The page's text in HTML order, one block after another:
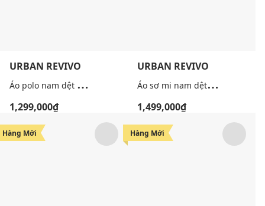
URBAN REVIVO
Á
o polo nam dệt kim tay ngắn thanh lịch
1,299,000₫
URBAN REVIVO
Á
o sơ mi nam dệt kim tay ngắn sọc dọc
1,499,000₫
Hàng Mới Hàng Mới